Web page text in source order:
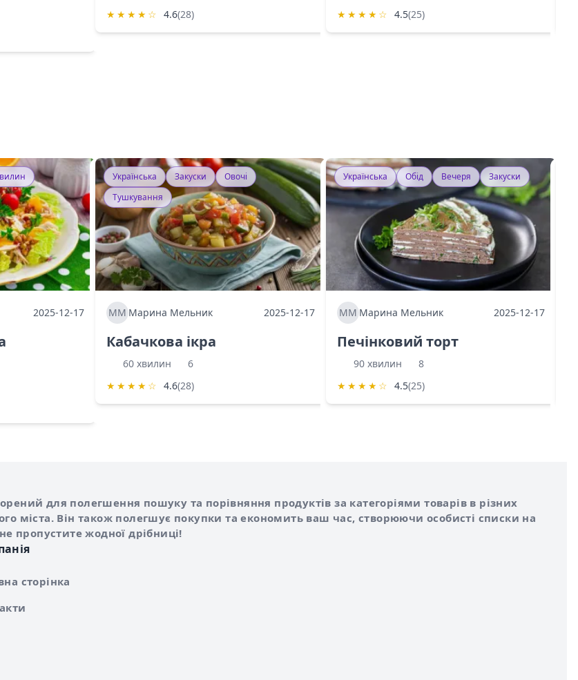
★ ★ ★ ★ ☆ 4.6(28)
★ ★ ★ ★ ☆ 4.5(25)
2025-12-17
Українська Закуски
Овочі
Тушкування
ММ Марина Мельник 2025-12-17
Кабачкова ікра
60 хвилин
6
★ ★ ★ ★ ☆ 4.6(28)
Українська Обід Вечеря Закуски
МММарина Мельник 2025-12-17
Печінковий торт
90 хвилин
8
★ ★ ★ ★ ☆ 4.5(25)
для полегшення пошуку та порівняння продуктів за категоріями товарів в різних
міста. Він також полегшує покупки та економить ваш час, створюючи особисті списки на
пропустите жодної дрібниці!
сторінка